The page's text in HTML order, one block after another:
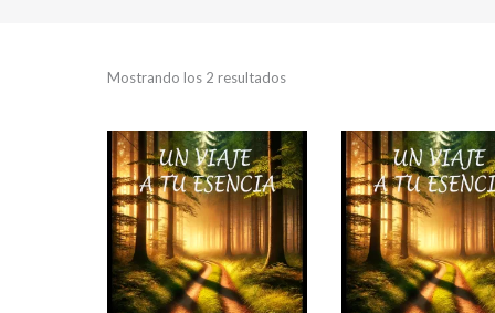
Mostrando los 2 resultados